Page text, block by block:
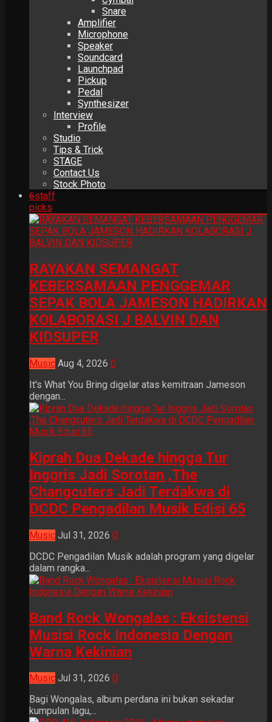
Snare
Amplifier
Microphone
Speaker
Soundcard
Launchpad
Pickup
Pedal
Synthesizer
Interview
Profile
Studio
Tips & Trick
STAGE
Contact Us
Stock Photo
6staff
picks
RAYAKAN SEMANGAT
KEBERSAMAAN PENGGEMAR
SEPAK BOLA JAMESON HADIRKAN
KOLABORASI J BALVIN DAN
KIDSUPER
Music Aug 4, 2026 0
It's What You Bring digelar atas kemitraan Jameson
dengan...
Kiprah Dua Dekade hingga Tur
Inggris Jadi Sorotan ,The
Changcuters Jadi Terdakwa di
DCDC Pengadilan Musik Edisi 65
Music Jul 31, 2026 0
DCDC Pengadilan Musik adalah program yang digelar
dalam rangka...
Band Rock Wongalas : Eksistensi
Musisi Rock Indonesia Dengan
Warna Kekinian
Music Jul 31, 2026 0
Bagi Wongalas, album perdana ini bukan sekadar
kumpulan lagu,...